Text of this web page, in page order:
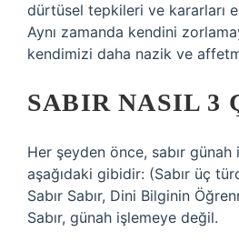
dürtüsel tepkileri ve kararları
Aynı zamanda kendini
kendimizi daha nazik ve
SABIR NASIL 3
Her şeyden önce, sabır
aşağıdaki gibidir: (Sabır üç
Sabır Sabır, Dini Bilginin
Sabır, günah işlemeye değil.